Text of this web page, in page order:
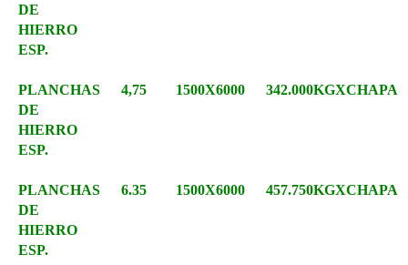
DE
HIERRO
ESP.
PLANCHAS
DE
HIERRO
ESP.
4,75 1500X6000 342.000KGXCHAPA
PLANCHAS
DE
HIERRO
ESP.
6.35 1500X6000 457.750KGXCHAPA